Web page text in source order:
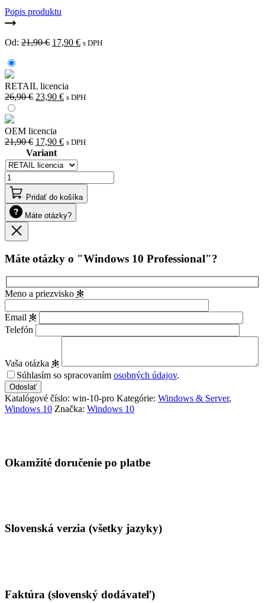
Popis produktu
Od: 21,90€ Pôvodná
17,90 €Aktuálna
s DPH
RETAIL licencia
26,90€ Pôvodná
26,90 €.
23,90 €Aktuálna
s DPH
OEM licencia
21,90€ Pôvodná
cena
bola:
21,90 €.
17,90 €Aktuálna
je:
17,90 €.
s DPH
Variant
množstvo
Windows
10
Professional
Pridať do košíka
Máte otázky?
Zavrieť
Máte otázky o "Windows 10 Professional"?
Meno a priezvisko ✻
Email ✻
Telefón
Vaša otázka ✻
Súhlasím so spracovaním osobných údajov.
Katalógové číslo: win-10-pro Kategórie: Windows & Server,
Windows 10 Značka: Windows 10
Okamžité doručenie po platbe
Slovenská verzia (všetky jazyky)
Faktúra (slovenský dodávateľ)